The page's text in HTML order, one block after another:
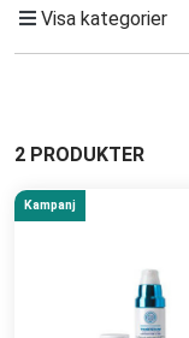
Visa kategorier
2 PRODUKTER
Kampanj